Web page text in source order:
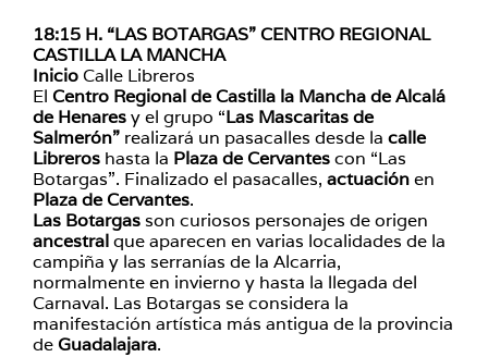
18:15 H. “LAS BOTARGAS” CENTRO REGIONAL
CASTILLA LA MANCHA
Inicio Calle Libreros
El Centro Regional de Castilla la Mancha de Alcalá
de Henaresy el grupo “Las Mascaritas de
Salmerón” realizará un pasacalles desde la calle
Libreros hasta la Plaza de Cervantescon “Las
Botargas”. Finalizado el pasacalles, actuaciónen
Plaza de Cervantes.
Las Botargasson curiosos personajes de origen
ancestralque aparecen en varias localidades de la
campiña y las serranías de la Alcarria,
normalmente en invierno y hasta la llegada del
Carnaval. Las Botargas se considera la
manifestación artística más antigua de la provincia
de Guadalajara.